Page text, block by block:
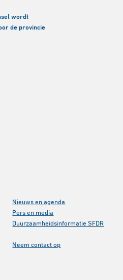
wordt
de provincie
Nieuws en agenda
Pers en media
Duurzaamheidsinformatie SFDR
Neem contact op